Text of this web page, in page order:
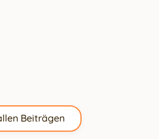
Beiträgen